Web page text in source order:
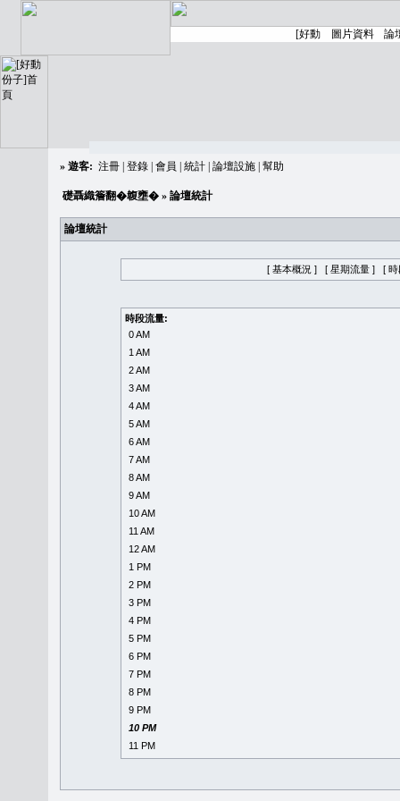
» 遊客: 注冊 登錄 會員 統計 論壇設施 幫助
礎聶織簷翻�䪖壅� » 論壇統計
論壇統計
[ 基本概況 ] [ 星期流量 ] [ 時
時段流量:
0 AM
1 AM
2 AM
3 AM
4 AM
5 AM
6 AM
7 AM
8 AM
9 AM
10 AM
11 AM
12 AM
1 PM
2 PM
3 PM
4 PM
5 PM
6 PM
7 PM
8 PM
9 PM
10 PM
11 PM